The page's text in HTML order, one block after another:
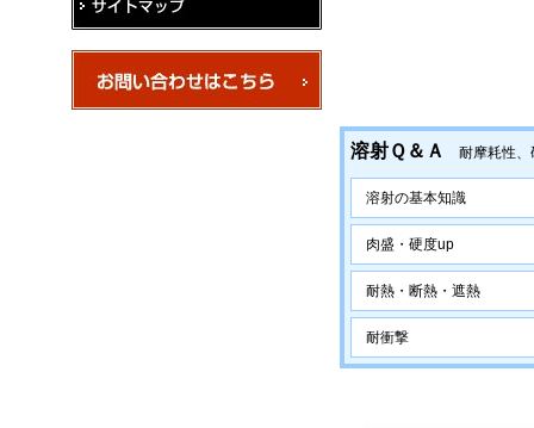
溶射Ｑ＆Ａ 耐摩耗性、
溶射の基本知識
肉盛・硬度up
耐熱・断熱・遮熱
耐衝撃